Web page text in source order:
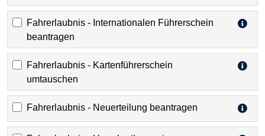
Fahrerlaubnis - Internationalen Führerschein
beantragen
Fahrerlaubnis - Kartenführerschein
umtauschen
Fahrerlaubnis - Neuerteilung beantragen